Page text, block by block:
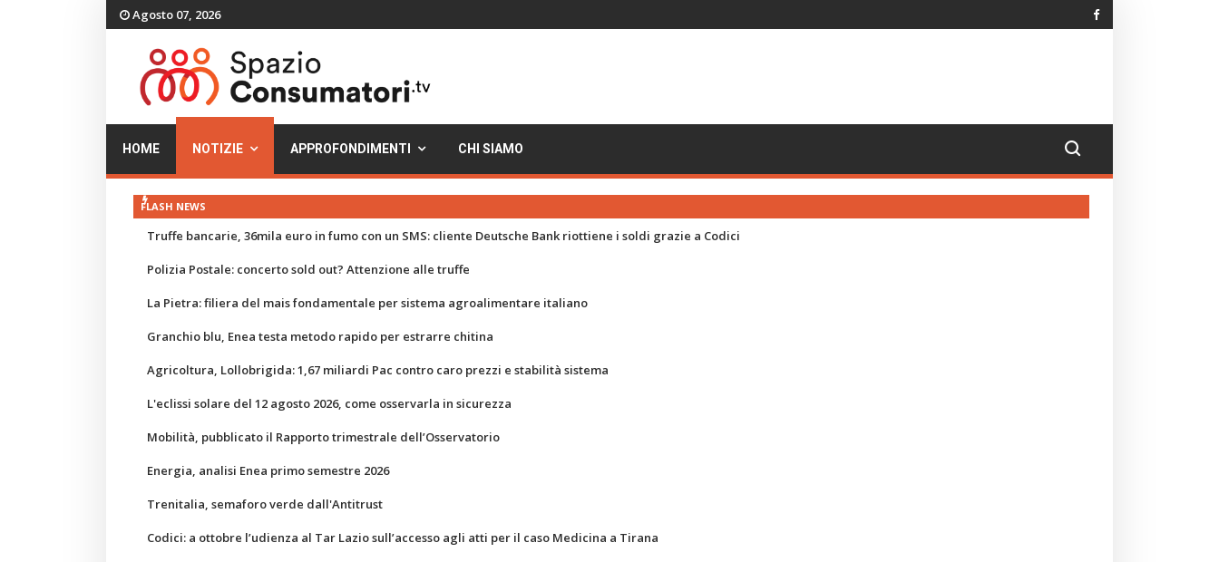
Agosto 07, 2026
HOME NOTIZIE APPROFONDIMENTI CHI SIAMO
FLASH NEWS
Truffe bancarie, 36mila euro in fumo con un SMS: cliente Deutsche Bank riottiene i soldi grazie a Codici
Polizia Postale: concerto sold out? Attenzione alle truffe
La Pietra: filiera del mais fondamentale per sistema agroalimentare italiano
Granchio blu, Enea testa metodo rapido per estrarre chitina
Agricoltura, Lollobrigida: 1,67 miliardi Pac contro caro prezzi e stabilità sistema
L'eclissi solare del 12 agosto 2026, come osservarla in sicurezza
Mobilità, pubblicato il Rapporto trimestrale dell’Osservatorio
Energia, analisi Enea primo semestre 2026
Trenitalia, semaforo verde dall'Antitrust
Codici: a ottobre l’udienza al Tar Lazio sull’accesso agli atti per il caso Medicina a Tirana